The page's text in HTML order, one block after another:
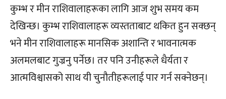
कुम्भ र मीन राशिवालाहरूका लागि आज शुभ समय कम
देखिन्छ। कुम्भ राशिवालाहरू व्यस्तताबाट थकित हुन सक्छन्
भने मीन राशिवालाहरू मानसिक अशान्ति र भावनात्मक
अलमलबाट गुज्रनु पर्नेछ। तर पनि उनीहरूले धैर्यता र
आत्मविश्वासको साथ यी चुनौतीहरूलाई पार गर्न सक्नेछन्।